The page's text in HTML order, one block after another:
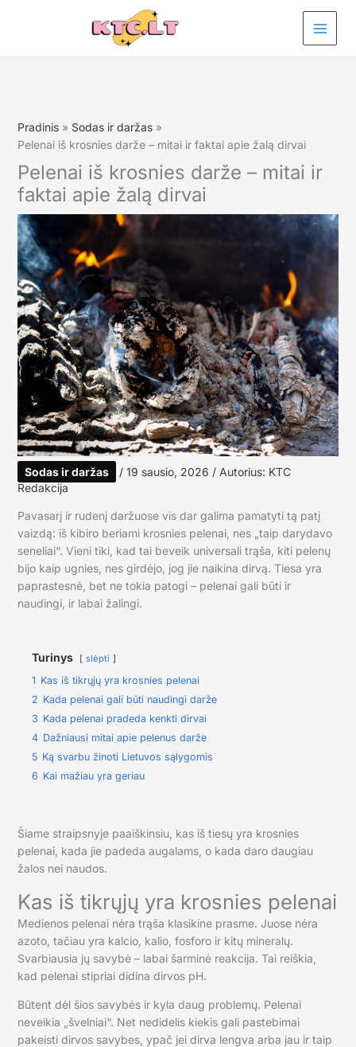
Pradinis
Sodas ir daržas
Pelenai iš krosnies darže – mitai ir faktai apie žalą dirvai
Pelenai iš krosnies darže – mitai ir
faktai apie žalą dirvai
Sodas ir daržas / 19 sausio, 2026 / Autorius: KTC
Redakcija
Pavasarį ir rudenį daržuose vis dar galima pamatyti tą patį
vaizdą: iš kibiro beriami krosnies pelenai, nes „taip darydavo
seneliai“. Vieni tiki, kad tai beveik universali trąša, kiti pelenų
bijo kaip ugnies, nes girdėjo, jog jie naikina dirvą. Tiesa yra
paprastesnė, bet ne tokia patogi – pelenai gali būti ir
naudingi, ir labai žalingi.
Turinys slėpti
1 Kas iš tikrųjų yra krosnies pelenai
2 Kada pelenai gali būti naudingi darže
3 Kada pelenai pradeda kenkti dirvai
4 Dažniausi mitai apie pelenus darže
5 Ką svarbu žinoti Lietuvos sąlygomis
6 Kai mažiau yra geriau
Šiame straipsnyje paaiškinsiu, kas iš tiesų yra krosnies
pelenai, kada jie padeda augalams, o kada daro daugiau
žalos nei naudos.
Kas iš tikrųjų yra krosnies pelenai
Medienos pelenai nėra trąša klasikine prasme. Juose nėra
azoto, tačiau yra kalcio, kalio, fosforo ir kitų mineralų.
Svarbiausia jų savybė – labai šarminė reakcija. Tai reiškia,
kad pelenai stipriai didina dirvos pH.
Būtent dėl šios savybės ir kyla daug problemų. Pelenai
neveikia „švelniai“. Net nedidelis kiekis gali pastebimai
pakeisti dirvos savybes, ypač jei dirva lengva arba jau ir taip